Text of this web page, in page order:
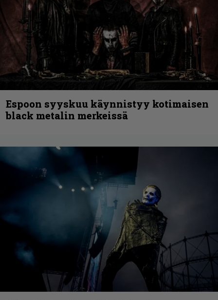
Espoon syyskuu käynnistyy kotimaisen
black metalin merkeissä